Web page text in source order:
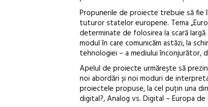
Propunerile de proiecte trebuie să fie
tuturor statelor europene. Tema
determinate de folosirea la scară
modul în care comunicăm astăzi, la
tehnologiei – a mediului înconjurător,
Apelul de proiecte urmărește să
noi abordări și noi moduri de
proiectele propuse, la cel puțin una
digital?, Analog vs. Digital – Europa de